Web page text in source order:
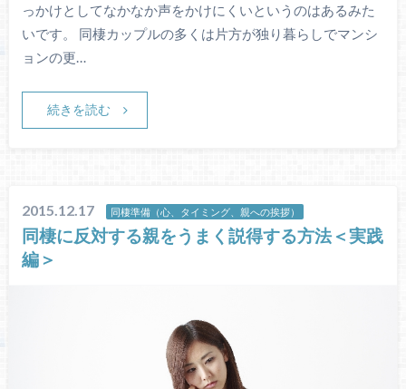
っかけとしてなかなか声をかけにくいというのはあるみた
いです。 同棲カップルの多くは片方が独り暮らしでマンシ
ョンの更…
続きを読む
2015.12.17 同棲準備（心、タイミング、親への挨拶）
同棲に反対する親をうまく説得する方法＜実践
編＞